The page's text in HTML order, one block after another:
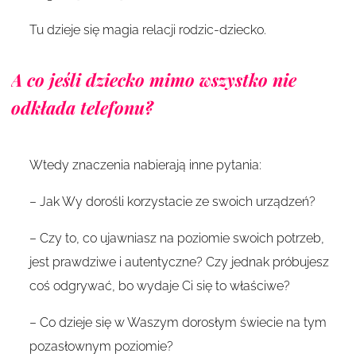
Tu dzieje się magia relacji rodzic-dziecko.
A co jeśli dziecko mimo wszystko nie
odkłada telefonu?
Wtedy znaczenia nabierają inne pytania:
– Jak Wy dorośli korzystacie ze swoich urządzeń?
– Czy to, co ujawniasz na poziomie swoich potrzeb,
jest prawdziwe i autentyczne? Czy jednak próbujesz
coś odgrywać, bo wydaje Ci się to właściwe?
– Co dzieje się w Waszym dorosłym świecie na tym
pozasłownym poziomie?